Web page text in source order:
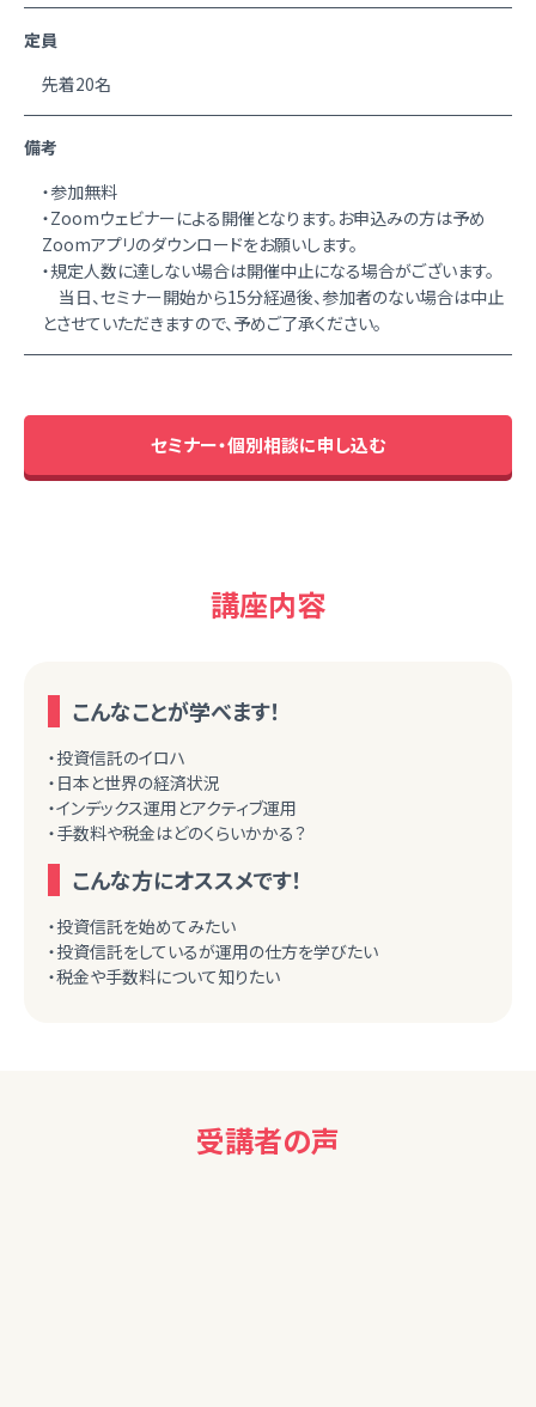
定員
先着20名
備考
・参加無料
・Zoomウェビナーによる開催となります。お申込みの方は予め
Zoomアプリのダウンロードをお願いします。
・規定人数に達しない場合は開催中止になる場合がございます。
当日、セミナー開始から15分経過後、参加者のない場合は中止
とさせていただきますので、予めご了承ください。
セミナー・個別相談に申し込む
講座内容
こんなことが学べます！
・投資信託のイロハ
・日本と世界の経済状況
・インデックス運用とアクティブ運用
・手数料や税金はどのくらいかかる？
こんな方にオススメです！
・投資信託を始めてみたい
・投資信託をしているが運用の仕方を学びたい
・税金や手数料について知りたい
受講者の声